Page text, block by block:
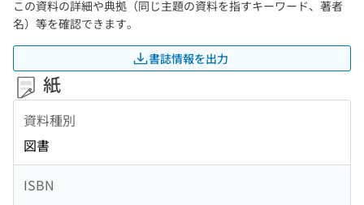
この資料の詳細や典拠（同じ主題の資料を指すキーワード、著者
名）等を確認できます。
書誌情報を出力
紙
資料種別
図書
ISBN